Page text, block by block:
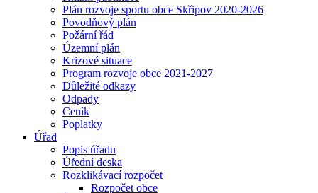
Plán rozvoje sportu obce Skřipov 2020-2026
Povodňový plán
Požární řád
Územní plán
Krizové situace
Program rozvoje obce 2021-2027
Důležité odkazy
Odpady
Ceník
Poplatky
Úřad
Popis úřadu
Úřední deska
Rozklikávací rozpočet
Rozpočet obce